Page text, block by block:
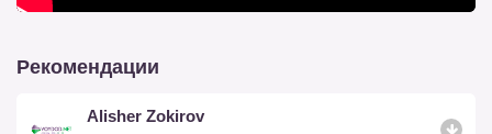
Рекомендации
Alisher Zokirov